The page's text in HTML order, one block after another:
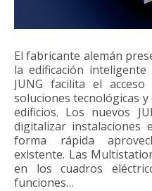
El fabricante alemán
la edificación
JUNG facilita el
soluciones tecnológicas
edificios. Los nuevos
digitalizar instalaciones
forma rápida
existente. Las
en los cuadros
funciones…